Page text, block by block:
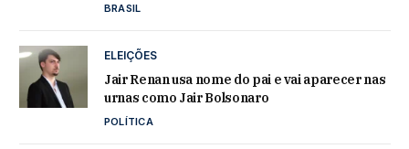
BRASIL
ELEIÇÕES
Jair Renan usa nome do pai e vai aparecer nas
urnas como Jair Bolsonaro
POLÍTICA